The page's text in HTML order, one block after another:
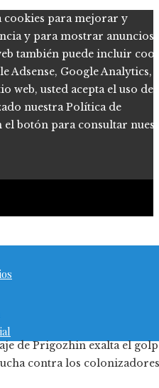
cookies para mejorar y
y para mostrar anuncios
también puede incluir
Adsense, Google Analytics,
web, usted acepta el uso de
nuestra Política de
el botón para consultar
de Prigozhin exalta el
contra los